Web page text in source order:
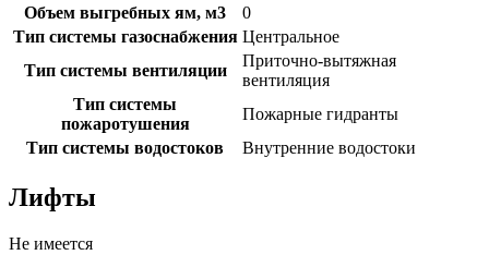
Объем выгребных ям, м3
0
Тип системы газоснабжения Центральное
Тип системы вентиляции
Приточно-вытяжная
вентиляция
Тип системы
пожаротушения
Пожарные гидранты
Тип системы водостоков
Внутренние водостоки
Лифты
Не имеется